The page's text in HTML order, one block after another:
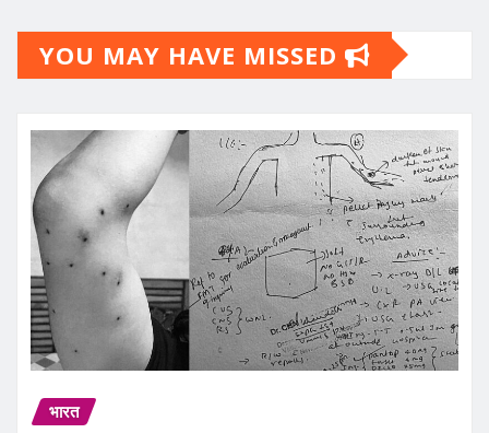
YOU MAY HAVE MISSED
भारत